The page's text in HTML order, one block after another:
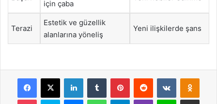
için çaba
Terazi
Estetik ve güzellik
alanlarına yöneliş
Yeni ilişkilerde şans
Facebook
X LinkedInTumblr PinterestReddit VKontakte
Pocket Skype MessengerWhatsAppTelegramViber Line E-Posta ile